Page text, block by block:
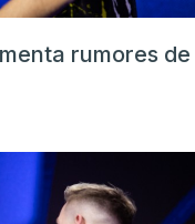
rumores de